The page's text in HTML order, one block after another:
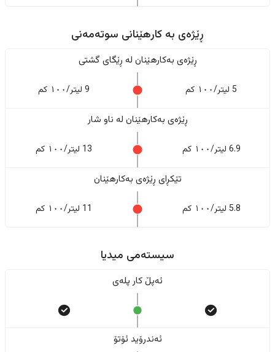
ڕێژەى به کارهێنانی سوتەمەنی
ڕێژەى بەکارهێنان له ڕێگای گشتی
5 لیتر/١٠٠ کم 9 لیتر/١٠٠ کم
ڕێژەى بەکارهێنان له ناو شار
6.9 لیتر/١٠٠ کم 13 لیتر/١٠٠ کم
تێکڕای ڕێژەى بەکارهێنان
5.8 لیتر/١٠٠ کم 11 لیتر/١٠٠ کم
سیستەمی میدیا
ئەپڵ کار پلەی
ئەندرۆید ئۆتۆ